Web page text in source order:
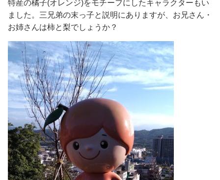
特産の橘子(オレンジ)をモチーフにしたキャラクターもい
ました。三兄弟の末っ子と説明にありますが、お兄さん・
お姉さんは柿と梨でしょうか？